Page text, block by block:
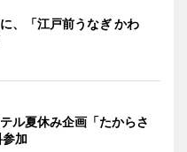
、「江戸前うなぎ かわ
ル夏休み企画「たからさ
参加